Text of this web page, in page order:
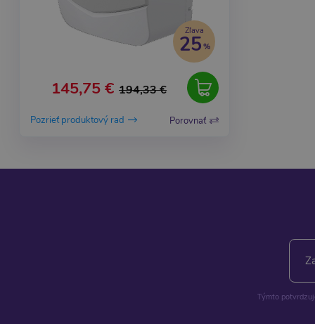
Zľava
25
145,75 € 194,33 €
Pozrieť produktový rad Porovnať
Týmto